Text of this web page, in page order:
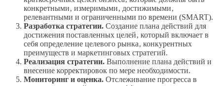
конкретными‚ измеримыми‚ достижимыми‚
релевантными и ограниченными по времени (SMART).
Разработка стратегии. Создание плана действий для
достижения поставленных целей‚ который включает в
себя определение целевого рынка‚ конкурентных
преимуществ и маркетинговых стратегий.
Реализация стратегии. Выполнение плана действий и
внесение корректировок по мере необходимости.
Мониторинг и оценка. Отслеживание прогресса в